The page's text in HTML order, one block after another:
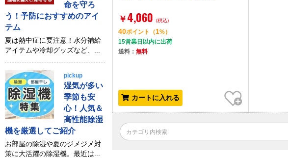
￥ 4,060 (税込)
40ポイント （1%）
15営業日以内に出荷
送料：無料
カートに入れる
お気に入り
命を守ろ
う！予防におすすめのアイ
テム
夏は熱中症に要注意！水分補給
アイテムや冷却グッズなど、...
pickup
湿気が多い
季節も安
心！人気＆
高性能除湿
機を厳選してご紹介
お部屋の除湿や夏のジメジメ対
策に大活躍の除湿機。最近は...